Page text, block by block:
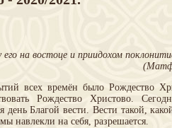
на востоце и приидохом
всех времён было Рождество
Рождество Христово.
Благой вести. Вести такой,
навлекли на себя, разрешается.